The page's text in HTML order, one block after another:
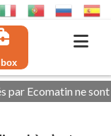
ne sont pas tous